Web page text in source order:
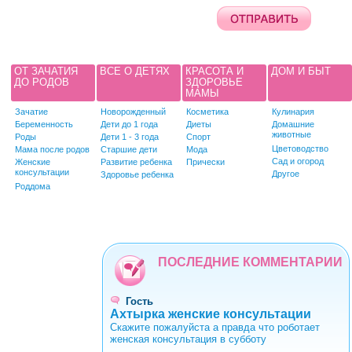
ОТ ЗАЧАТИЯ
ДО РОДОВ
Зачатие
Беременность
Роды
Мама после родов
Женские
консультации
Роддома
ВСЕ О ДЕТЯХ
Новорожденный
Дети до 1 года
Дети 1 - 3 года
Старшие дети
Развитие ребенка
Здоровье ребенка
КРАСОТА И
ЗДОРОВЬЕ
МАМЫ
Косметика
Диеты
Спорт
Мода
Прически
ДОМ И БЫТ
Кулинария
Домашние
животные
Цветоводство
Сад и огород
Другое
ПОСЛЕДНИЕ КОММЕНТАРИИ
Гость
Ахтырка женские консультации
Скажите пожалуйста а правда что роботает
женская консультация в субботу